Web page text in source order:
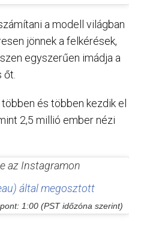
a modell világban
jönnek a felkérések,
egyszerűen imádja a
őt.
és többen kezdik el
2,5 millió ember nézi
az Instagramon
által megosztott
1:00 (PST időzóna szerint)